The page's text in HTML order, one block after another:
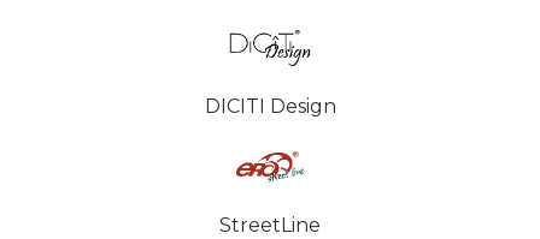
DICITI Design
StreetLine